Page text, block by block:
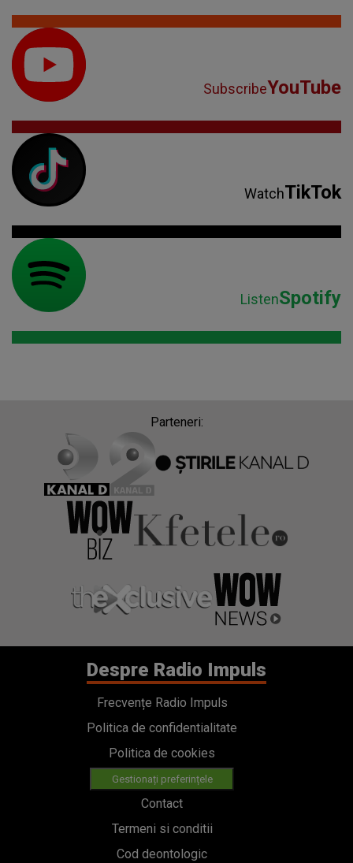
SubscribeYouTube
WatchTikTok
ListenSpotify
Parteneri:
Despre Radio Impuls
Frecvențe Radio Impuls
Politica de confidentialitate
Politica de cookies
Gestionați preferințele
Contact
Termeni si conditii
Cod deontologic